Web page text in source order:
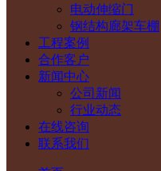
电动伸缩门
钢结构廊架车棚
工程案例
合作客户
新闻中心
公司新闻
行业动态
在线咨询
联系我们